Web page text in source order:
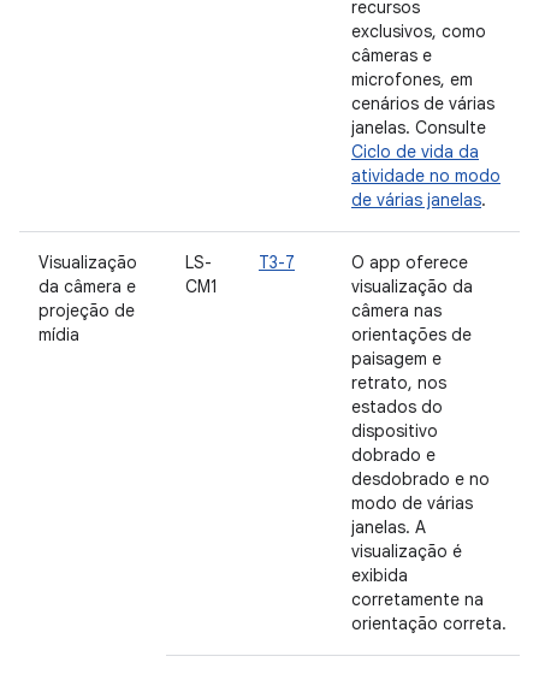
recursos
exclusivos, como
câmeras e
microfones, em
cenários de várias
janelas. Consulte
Ciclo de vida da
atividade no modo
de várias janelas.
Visualização
da câmera e
projeção de
mídia
LS-
CM1
T3-7
O app oferece
visualização da
câmera nas
orientações de
paisagem e
retrato, nos
estados do
dispositivo
dobrado e
desdobrado e no
modo de várias
janelas. A
visualização é
exibida
corretamente na
orientação correta.